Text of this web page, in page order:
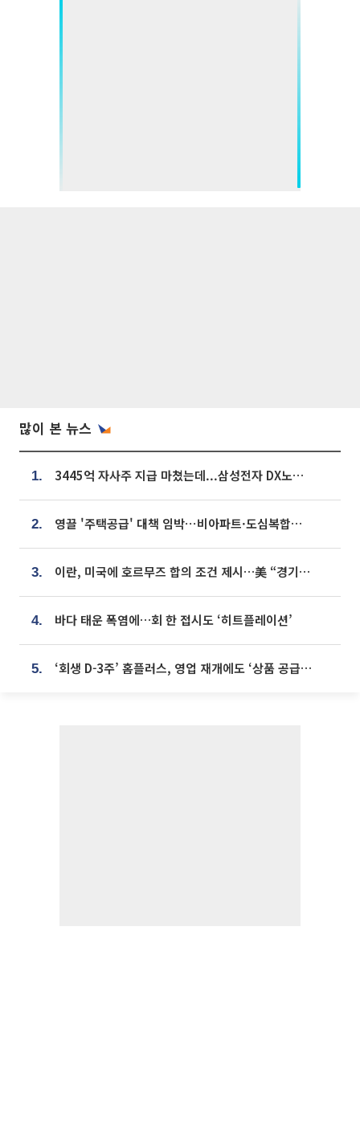
많이 본 뉴스
1. 3445억 자사주 지급 마쳤는데...삼성전자 DX노조, 뒤늦은 '떼쓰기 집회'
2. 영끌 '주택공급' 대책 임박⋯비아파트·도심복합까지 총동원
3. 이란, 미국에 호르무즈 합의 조건 제시…美 “경기 아직 안 끝나” [종합]
4. 바다 태운 폭염에…회 한 접시도 ‘히트플레이션’
5. ‘회생 D-3주’ 홈플러스, 영업 재개에도 ‘상품 공급망’ 복구가 생존 관건